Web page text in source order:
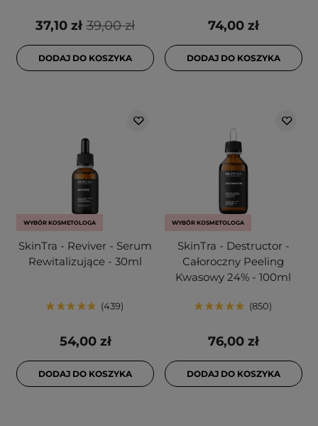
39,00 zł
37,10 zł
DODAJ DO KOSZYKA
74,00 zł
DODAJ DO KOSZYKA
WYBÓR KOSMETOLOGA
SkinTra - Reviver - Serum
Rewitalizujące - 30ml
439
54,00 zł
DODAJ DO KOSZYKA
WYBÓR KOSMETOLOGA
SkinTra - Destructor -
Całoroczny Peeling
Kwasowy 24% - 100ml
850
76,00 zł
DODAJ DO KOSZYKA